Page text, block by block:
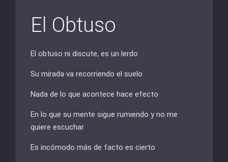
El Obtuso
El obtuso ni discute, es un lerdo
Su mirada va recorriendo el suelo
Nada de lo que acontece hace efecto
En lo que su mente sigue rumiendo y no me
quiere escuchar
Es incómodo más de facto es cierto